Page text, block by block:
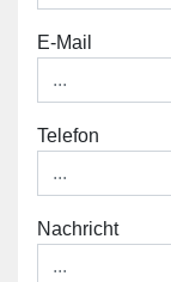
E-Mail
Telefon
Nachricht